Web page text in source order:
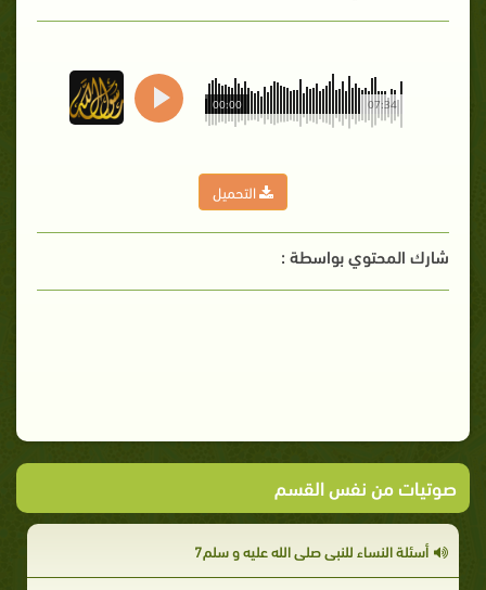
07:34
00:00
التحميل
شارك المحتوي بواسطة :
صوتيات من نفس القسم
أسئلة النساء للنبي صلى الله عليه و سلم7